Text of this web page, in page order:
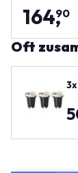
164,
90
Oft
-
l